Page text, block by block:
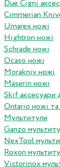
Due Cigni
Cimmerian
Umarex ножі
Hightron ножі
Schrade ножі
Ocaso ножі
Morakniv ножі
Maserin ножі
Skif аксесуари
Ontario ножі та
Мультитули
Ganzo
NexTool
Roxon
Victorinox